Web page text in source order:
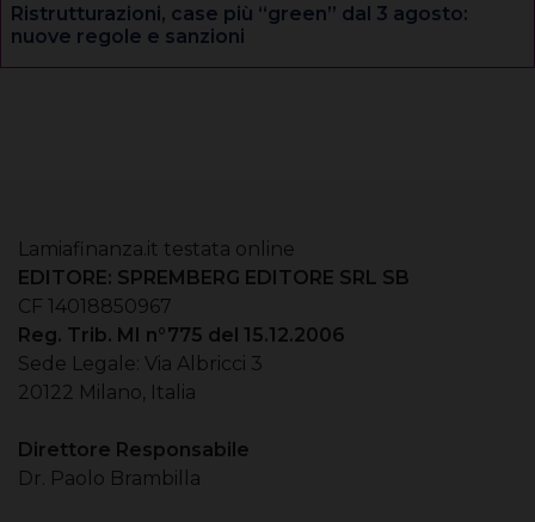
Ristrutturazioni, case più “green” dal 3 agosto:
nuove regole e sanzioni
Lamiafinanza.it testata online
EDITORE: SPREMBERG EDITORE SRL SB
CF 14018850967
Reg. Trib. MI n°775 del 15.12.2006
Sede Legale: Via Albricci 3
20122 Milano, Italia
Direttore Responsabile
Dr. Paolo Brambilla